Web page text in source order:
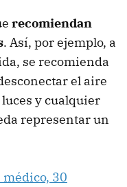
recomiendan
. Así, por ejemplo, a
se recomienda
el aire
y cualquier
representar un
médico, 30